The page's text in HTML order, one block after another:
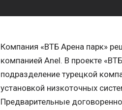
Компания «ВТБ Арена парк»
компанией Anel. В проекте
подразделение турецкой
установкой низкоточных
Предварительные